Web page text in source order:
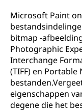
Microsoft Paint
bitmap -
Photographic
Interchange
(TIFF) en
eigenschappen
degene die het